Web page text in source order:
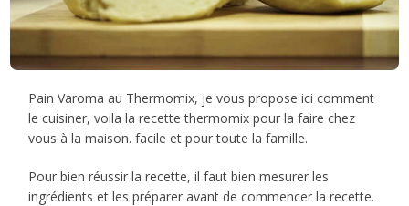
Pain Varoma au Thermomix, je vous propose ici comment
le cuisiner, voila la recette thermomix pour la faire chez
vous à la maison. facile et pour toute la famille.
Pour bien réussir la recette, il faut bien mesurer les
ingrédients et les préparer avant de commencer la recette.